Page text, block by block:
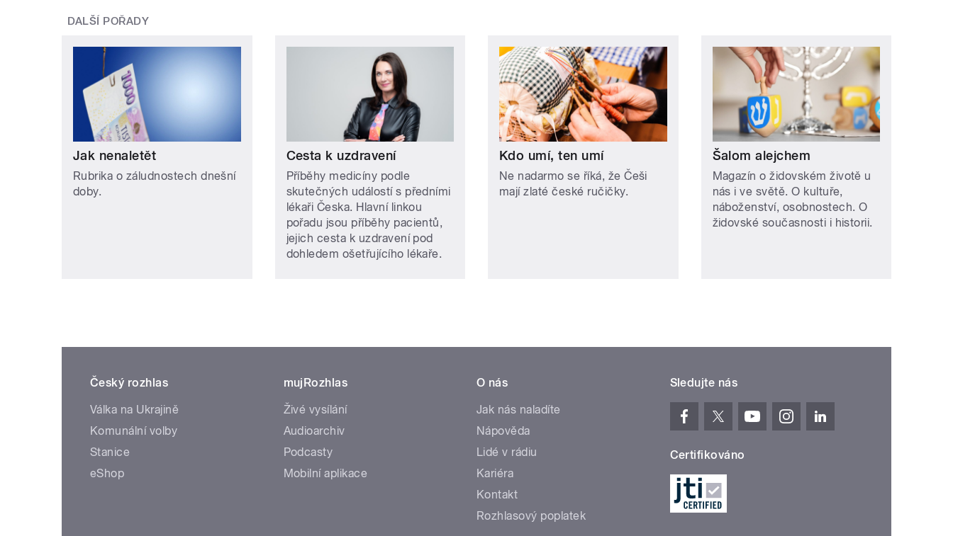
DALŠÍ POŘADY
Jak nenaletět
Rubrika o záludnostech dnešní
doby.
Cesta k uzdravení
Příběhy medicíny podle
skutečných událostí s předními
lékaři Česka. Hlavní linkou
pořadu jsou příběhy pacientů,
jejich cesta k uzdravení pod
dohledem ošetřujícího lékaře.
Kdo umí, ten umí
Ne nadarmo se říká, že Češi
mají zlaté české ručičky.
Šalom alejchem
Magazín o židovském životě u
nás i ve světě. O kultuře,
náboženství, osobnostech. O
židovské současnosti i historii.
Český rozhlas
Válka na Ukrajině
Komunální volby
Stanice
eShop
mujRozhlas
Živé vysílání
Audioarchiv
Podcasty
Mobilní aplikace
O nás
Jak nás naladíte
Nápověda
Lidé v rádiu
Kariéra
Kontakt
Rozhlasový poplatek
Sledujte nás
Certifikováno